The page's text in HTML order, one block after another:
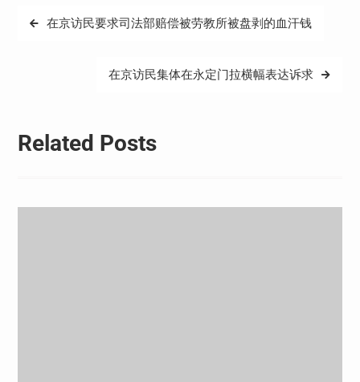
文
在京访民要求司法部赔偿被劳教所被盘剥的血汗钱
在京访民集体在永定门拉横幅表达诉求
Related Posts